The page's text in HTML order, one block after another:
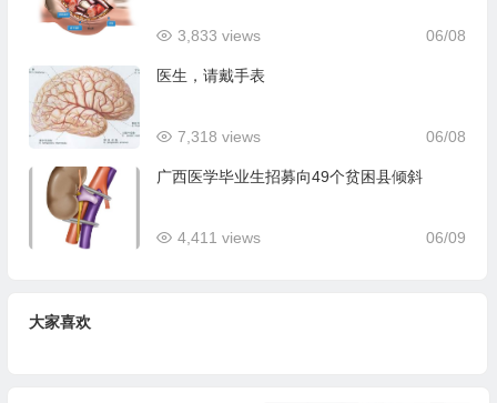
06/08
3,833 views
医生，请戴手表
06/08
7,318 views
广西医学毕业生招募向49个贫困县倾斜
06/09
4,411 views
大家喜欢